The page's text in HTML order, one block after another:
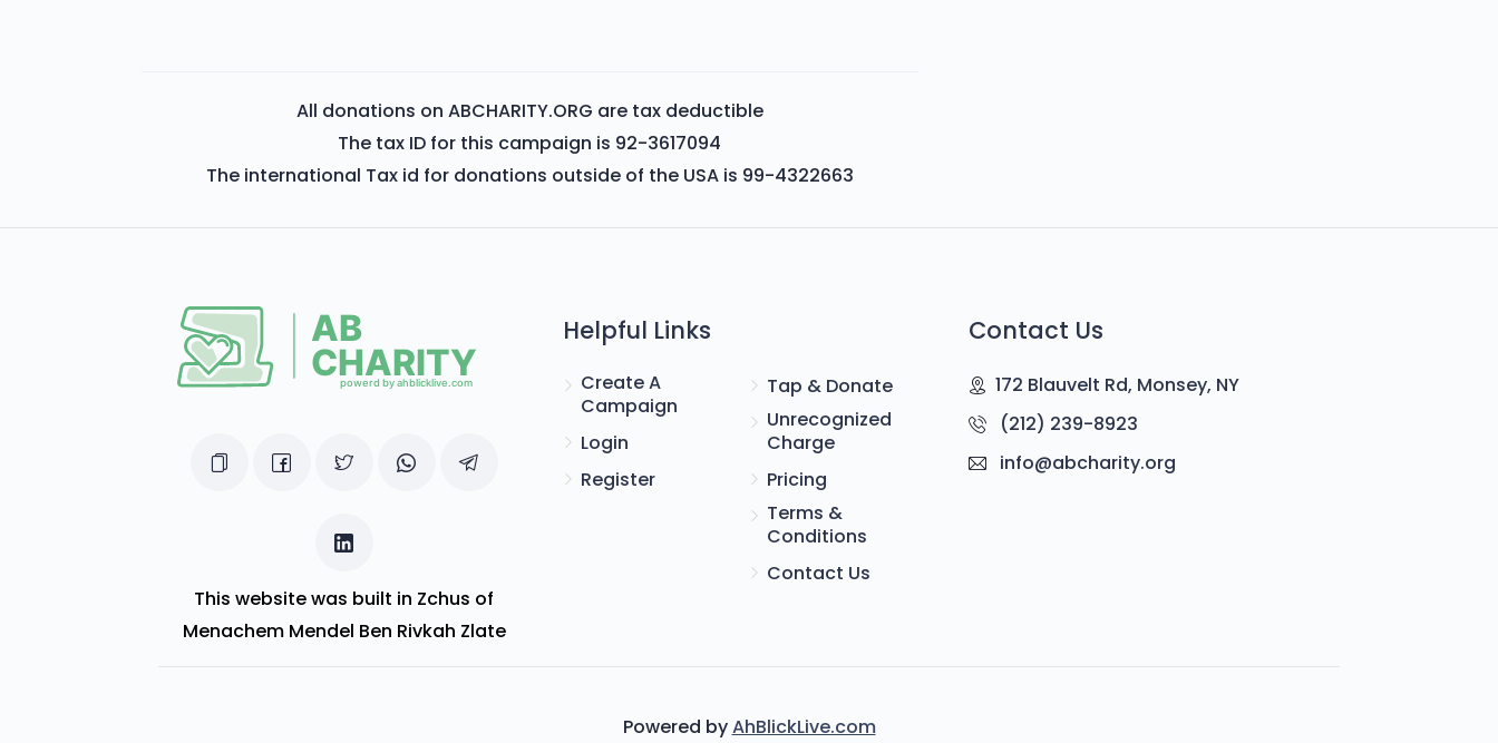
All donations on ABCHARITY.ORG are tax deductible
The tax ID for this campaign is 92-3617094
The international Tax id for donations outside of the USA is 99-4322663
This website was built in Zchus of
Menachem Mendel Ben Rivkah Zlate
Helpful Links
Create A
Campaign
Login
Register
Tap & Donate
Unrecognized
Charge
Pricing
Terms &
Conditions
Contact Us
Contact Us
172 Blauvelt Rd, Monsey, NY
(212) 239-8923
info@abcharity.org
Powered byAhBlickLive.com